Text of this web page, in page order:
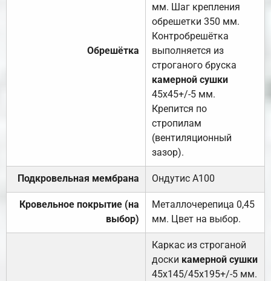
Обрешётка
мм. Шаг крепления
обрешетки 350 мм.
Контробрешётка
выполняется из
строганого бруска
камерной сушки
45х45+/-5 мм.
Крепится по
стропилам
(вентиляционный
зазор).
Подкровельная мембрана Ондутис А100
Кровельное покрытие (на
выбор)
Металлочерепица 0,45
мм. Цвет на выбор.
Каркас из строганой
доски камерной сушки
45х145/45х195+/-5 мм.